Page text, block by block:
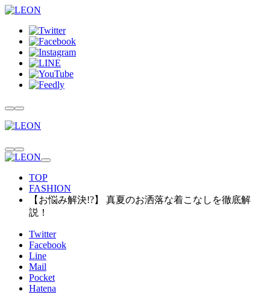
TOP
FASHION
【お悩み解決!?】 真夏のお洒落な着こなしを徹底解
説！
Twitter
Facebook
Line
Mail
Pocket
Hatena